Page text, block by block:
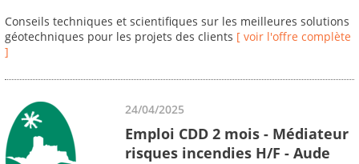
Conseils techniques et scientifiques sur les meilleures solutions
géotechniques pour les projets des clients [ voir l'offre complète
]
24/04/2025
Emploi CDD 2 mois - Médiateur
risques incendies H/F - Aude